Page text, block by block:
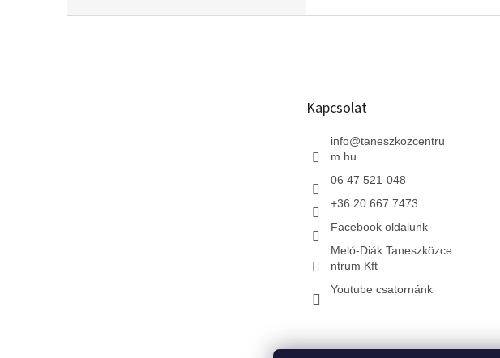
Kapcsolat
info@taneszkozcentru
m.hu
06 47 521-048
+36 20 667 7473
Facebook oldalunk
Meló-Diák Taneszközce
ntrum Kft
Youtube csatornánk